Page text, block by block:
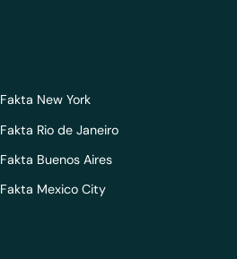
Fakta New York
Fakta Rio de Janeiro
Fakta Buenos Aires
Fakta Mexico City